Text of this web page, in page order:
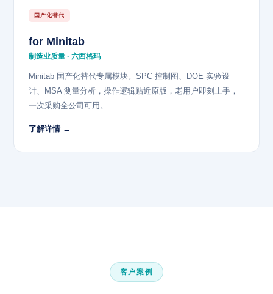
国产化替代
for Minitab
制造业质量 · 六西格玛
Minitab 国产化替代专属模块。SPC 控制图、DOE 实验设
计、MSA 测量分析，操作逻辑贴近原版，老用户即刻上手，
一次采购全公司可用。
了解详情 →
客户案例